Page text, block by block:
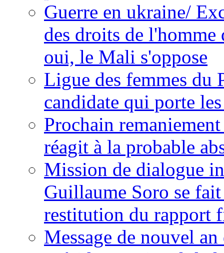
Guerre en ukraine/
des droits de
oui, le Mali s'oppose
Ligue des femmes du
candidate qui porte
Prochain
réagit à la probable
Mission de dialogue
Guillaume Soro se
restitution du rapport
Message de nouvel